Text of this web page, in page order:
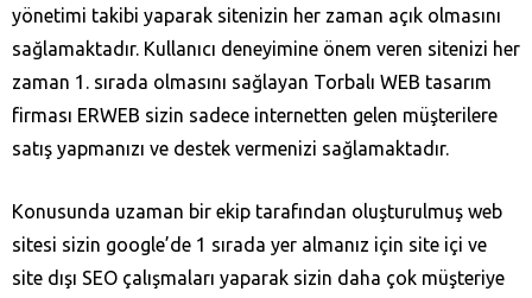
yönetimi takibi yaparak sitenizin her zaman açık olmasını
sağlamaktadır. Kullanıcı deneyimine önem veren sitenizi her
zaman 1. sırada olmasını sağlayan Torbalı WEB tasarım
firması ERWEB sizin sadece internetten gelen müşterilere
satış yapmanızı ve destek vermenizi sağlamaktadır.
Konusunda uzaman bir ekip tarafından oluşturulmuş web
sitesi sizin google’de 1 sırada yer almanız için site içi ve
site dışı SEO çalışmaları yaparak sizin daha çok müşteriye